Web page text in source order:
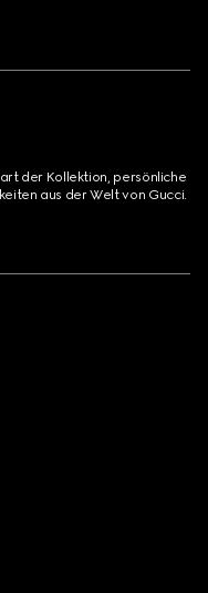
der Kollektion, persönliche
aus der Welt von Gucci.